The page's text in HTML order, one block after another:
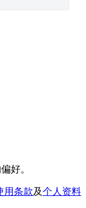
好。
用条款及个人资料